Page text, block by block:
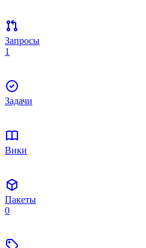
Запросы
1
Задачи
Вики
Пакеты
0